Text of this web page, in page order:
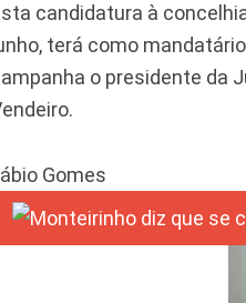
candidatura à
terá como
o presidente da
Gomes